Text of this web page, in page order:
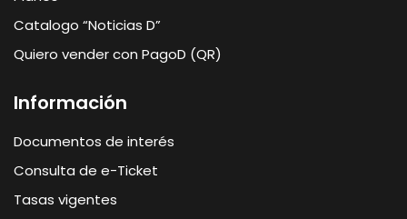
Catalogo “Noticias D”
Quiero vender con PagoD (QR)
Información
Documentos de interés
Consulta de e-Ticket
Tasas vigentes